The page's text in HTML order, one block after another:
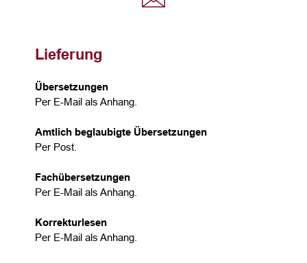
Lieferung
Übersetzungen
Per E-Mail als Anhang.
Amtlich beglaubigte Übersetzungen
Per Post.
Fachübersetzungen
Per E-Mail als Anhang.
Korrekturlesen
Per E-Mail als Anhang.